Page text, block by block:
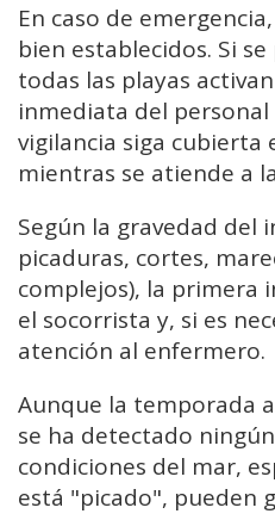
En caso de
bien establecidos. Si
todas las playas
inmediata del
vigilancia siga cubierta
mientras se atiende a
Según la gravedad del
picaduras, cortes,
complejos), la primera
el socorrista y, si es
atención al enfermero.
Aunque la temporada
se ha detectado
condiciones del mar,
está "picado", pueden